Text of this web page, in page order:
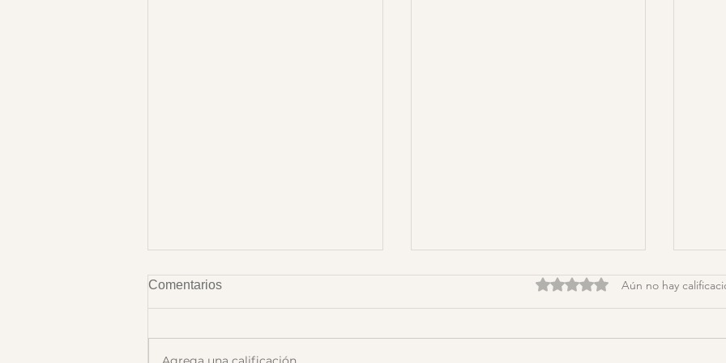
Comentarios Obtuvo 0 de 5 estrellas.
Aún no hay